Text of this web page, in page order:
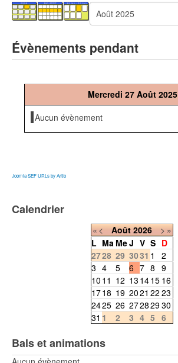
Évènements pendant
Mercredi 27 Août 2025
Aucun évènement
Joomla SEF URLs by Artio
Calendrier
«< Août 2026 >»
L Ma MeJ V S D
2728 29 3031 1
2
3 4 5 6 7 8 9
10 11 12 13 1415 16
1718 19 2021 22 23
2425 26 27282930
31 1 2 3 4 5 6
Bals et animations